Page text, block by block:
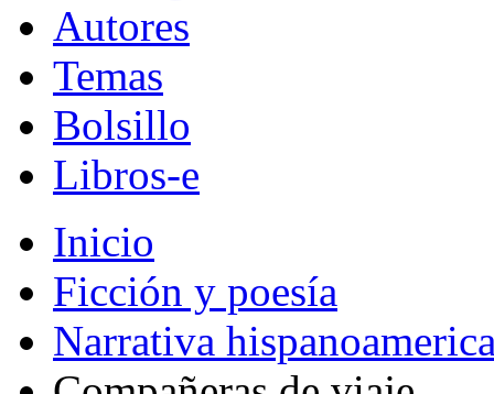
Autores
Temas
Bolsillo
Libros-e
Inicio
Ficción y poesía
Narrativa